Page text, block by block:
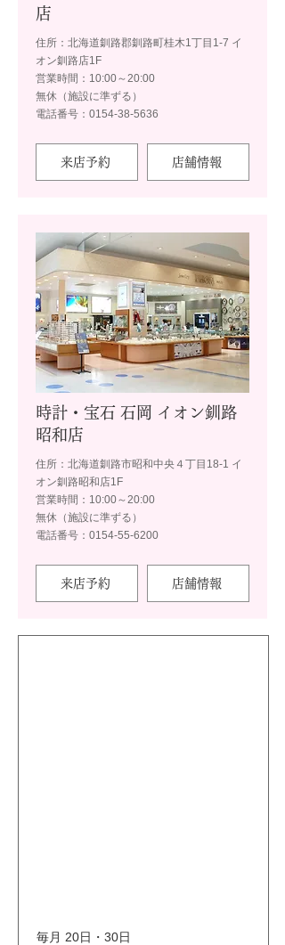
店
住所：北海道釧路郡釧路町桂木1丁目1-7 イ
オン釧路店1F
営業時間：10:00～20:00
無休（施設に準ずる）
電話番号：0154-38-5636
来店予約 店舗情報
時計・宝石 石岡 イオン釧路
昭和店
住所：北海道釧路市昭和中央４丁目18-1 イ
オン釧路昭和店1F
営業時間：10:00～20:00
無休（施設に準ずる）
電話番号：0154-55-6200
来店予約 店舗情報
毎月 20日・30日